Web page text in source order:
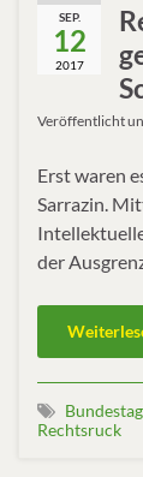
SEP.
12
2017
Veröffentlicht
Erst waren
Sarrazin.
der
Rechtsruck